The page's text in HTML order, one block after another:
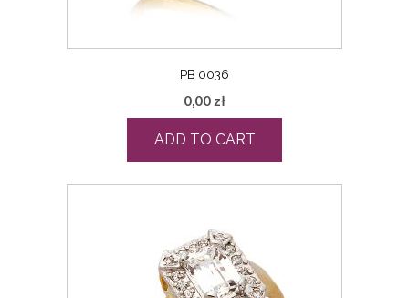
PB 0036
0,00 zł
ADD TO CART